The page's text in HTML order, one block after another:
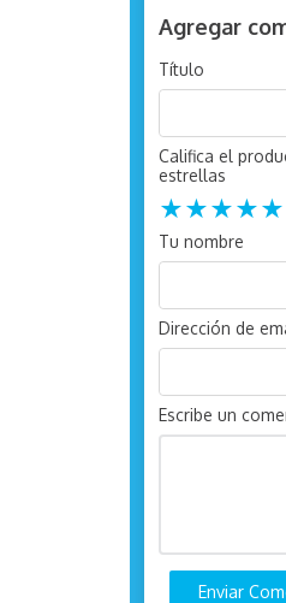
Agregar
Título
Califica el
estrellas
★★★★★
Tu nombre
Dirección de
Escribe un
Enviar